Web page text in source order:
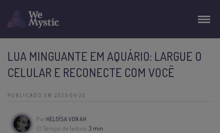
LUA MINGUANTE EM AQUÁRIO: LARGUE O
CELULAR E RECONECTE COM VOCÊ
PUBLICADO EM 2025-04-20
Por HELOÍSA VON AH
Tempo de leitura: 3 min